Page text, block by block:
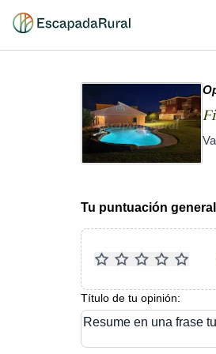
Tu puntuación
Título de tu opinión:
Resume en una frase